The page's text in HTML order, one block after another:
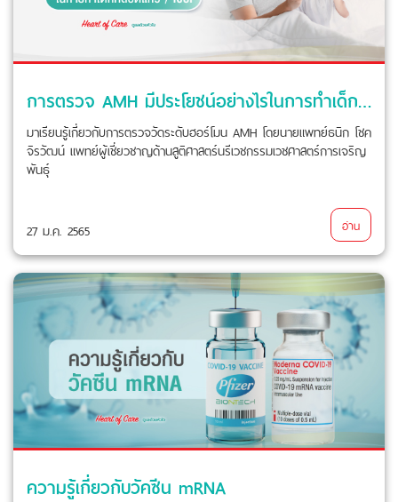
การตรวจ AMH มีประโยชน์อย่างไรในการทำเด็กหลอดแก้ว / ICSI
มาเรียนรู้เกี่ยวกับการตรวจวัดระดับฮอร์โมน AMH โดยนายแพทย์ธนิก โชค
จิรวัฒน์ แพทย์ผู้เชี่ยวชาญด้านสูติศาสตร์นรีเวชกรรมเวชศาสตร์การเจริญ
พันธุ์
27 ม.ค. 2565 อ่าน
ความรู้เกี่ยวกับวัคซีน mRNA